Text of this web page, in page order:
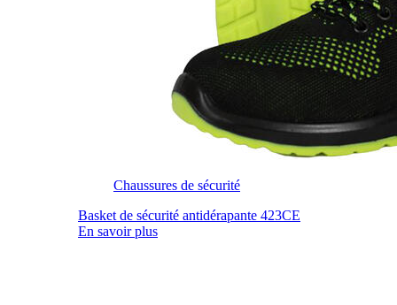
Chaussures de sécurité
Basket de sécurité antidérapante 423CE
En savoir plus